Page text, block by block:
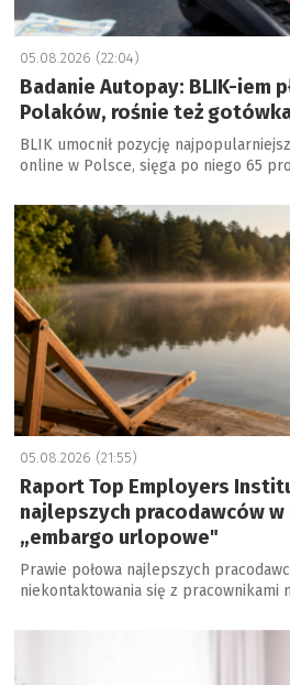
05.08.2026 (22:04)
Badanie Autopay: BLIK-iem
Polaków, rośnie też
BLIK umocnił pozycję
online w Polsce, sięga po niego 65
a
05.08.2026 (21:55)
Raport Top Employers
najlepszych pracodawców
„embargo urlopowe"
Prawie połowa najlepszych
niekontaktowania się z pracownikami